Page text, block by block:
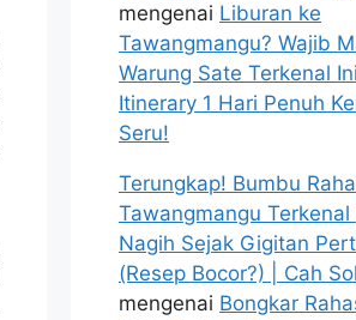
mengenai Liburan ke
Tawangmangu? Wajib
Warung Sate Terkenal
Itinerary 1 Hari Penuh
Seru!
Terungkap! Bumbu
Tawangmangu Terkenal
Nagih Sejak Gigitan
(Resep Bocor?) | Cah
mengenai Bongkar